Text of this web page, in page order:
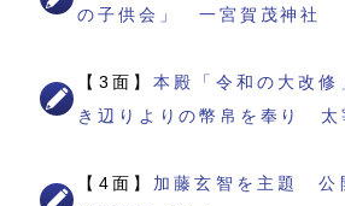
の子供会」 一宮賀茂神社
【3面】本殿「令和の大改
き辺りよりの幣帛を奉り 太
【4面】 加藤玄智を主題 公